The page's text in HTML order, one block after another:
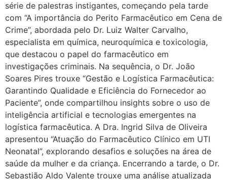
série de palestras instigantes, começando pela tarde
com “A importância do Perito Farmacêutico em Cena de
Crime”, abordada pelo Dr. Luiz Walter Carvalho,
especialista em química, neuroquímica e toxicologia,
que destacou o papel do farmacêutico em
investigações criminais. Na sequência, o Dr. João
Soares Pires trouxe “Gestão e Logística Farmacêutica:
Garantindo Qualidade e Eficiência do Fornecedor ao
Paciente”, onde compartilhou insights sobre o uso de
inteligência artificial e tecnologias emergentes na
logística farmacêutica. A Dra. Ingrid Silva de Oliveira
apresentou “Atuação do Farmacêutico Clínico em UTI
Neonatal”, explorando desafios e soluções na área de
saúde da mulher e da criança. Encerrando a tarde, o Dr.
Sebastião Aldo Valente trouxe uma análise atualizada